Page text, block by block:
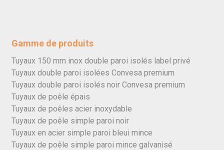
Gamme de produits
Tuyaux 150 mm inox double paroi isolés label privé
Tuyaux double paroi isolées Convesa premium
Tuyaux double paroi isolés noir Convesa premium
Tuyaux de poêle épais
Tuyaux de poêles acier inoxydable
Tuyaux de poêle simple paroi noir
Tuyaux en acier simple paroi bleui mince
Tuyaux de poêle simple paroi mince galvanisé